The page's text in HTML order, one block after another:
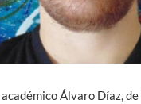
Álvaro Díaz,